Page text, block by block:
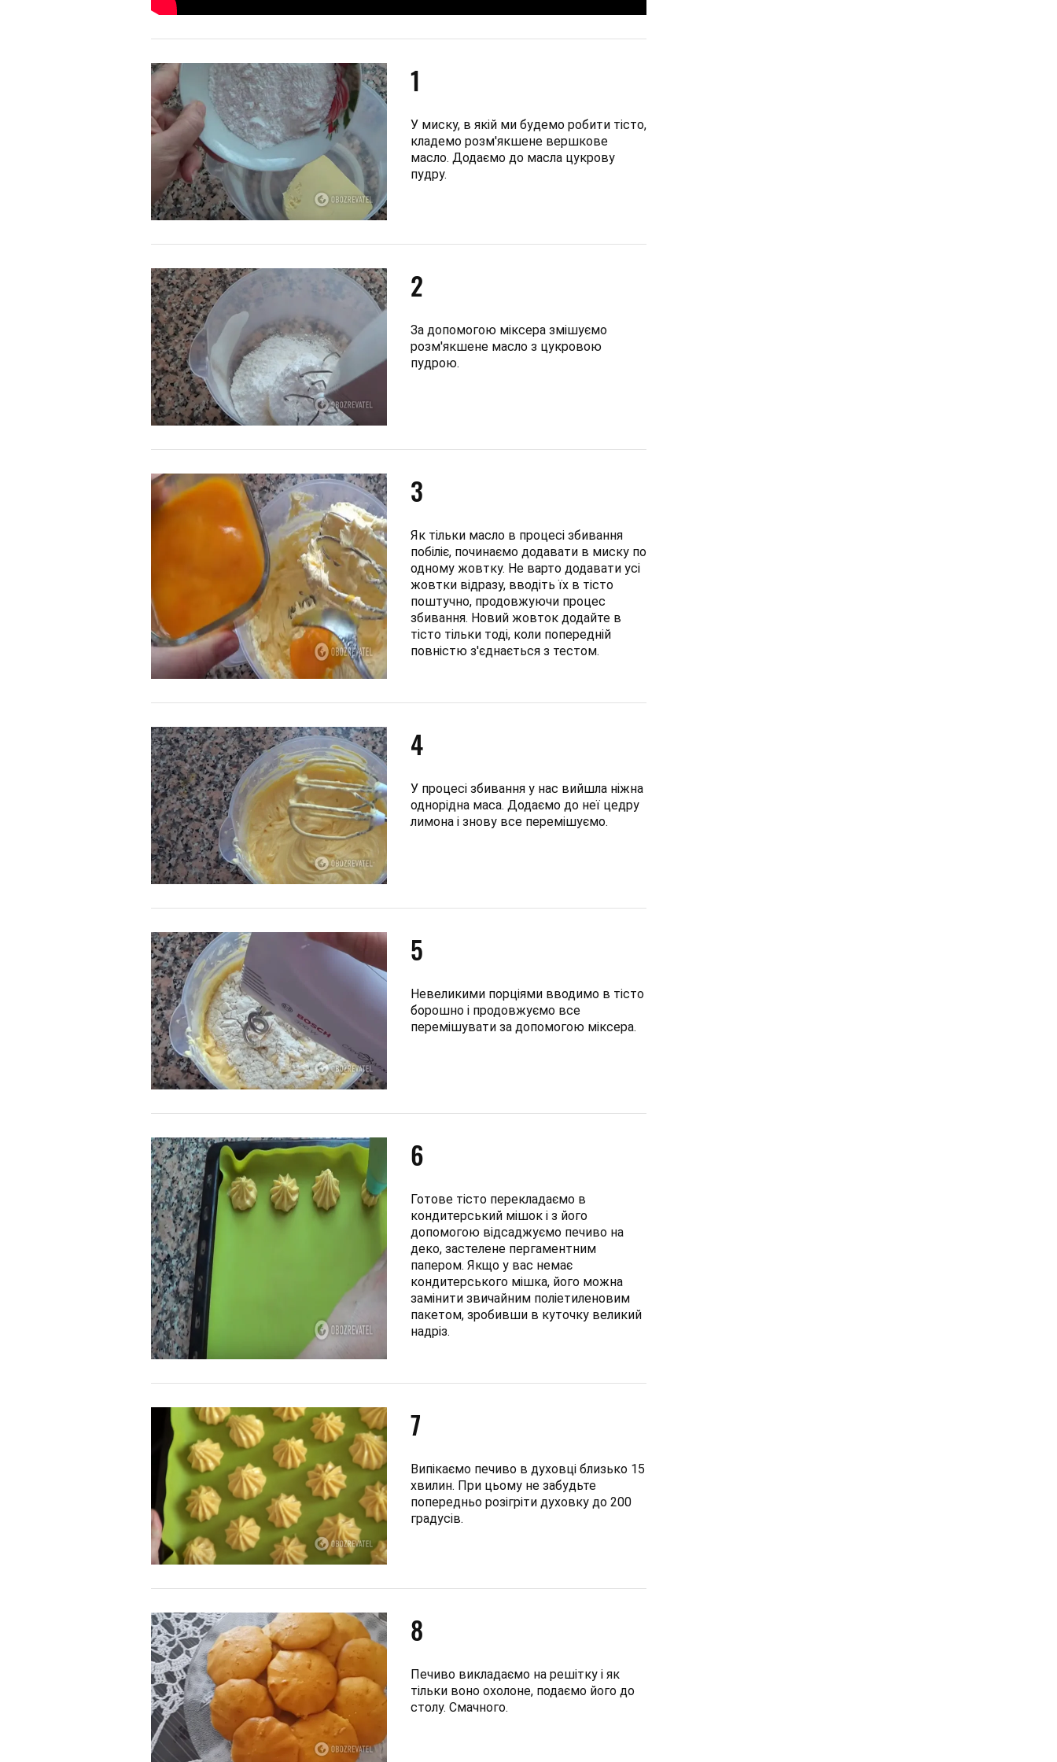
1
У миску, в якій ми будемо робити тісто,
кладемо розм'якшене вершкове
масло. Додаємо до масла цукрову
пудру.
2
За допомогою міксера змішуємо
розм'якшене масло з цукровою
пудрою.
3
Як тільки масло в процесі збивання
побіліє, починаємо додавати в миску по
одному жовтку. Не варто додавати усі
жовтки відразу, вводіть їх в тісто
поштучно, продовжуючи процес
збивання. Новий жовток додайте в
тісто тільки тоді, коли попередній
повністю з'єднається з тестом.
4
У процесі збивання у нас вийшла ніжна
однорідна маса. Додаємо до неї цедру
лимона і знову все перемішуємо.
5
Невеликими порціями вводимо в тісто
борошно і продовжуємо все
перемішувати за допомогою міксера.
6
Готове тісто перекладаємо в
кондитерський мішок і з його
допомогою відсаджуємо печиво на
деко, застелене пергаментним
папером. Якщо у вас немає
кондитерського мішка, його можна
замінити звичайним поліетиленовим
пакетом, зробивши в куточку великий
надріз.
7
Випікаємо печиво в духовці близько 15
хвилин. При цьому не забудьте
попередньо розігріти духовку до 200
градусів.
8
Печиво викладаємо на решітку і як
тільки воно охолоне, подаємо його до
столу. Смачного.